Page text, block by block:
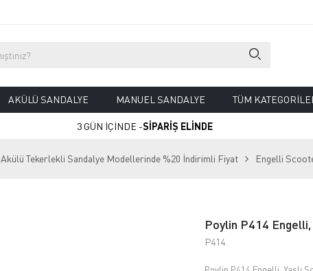
AKÜLÜ SANDALYE MANUEL SANDALYE TÜM
3 GÜN İÇİNDE -SİPARİŞ ELİNDE
Akülü Tekerlekli Sandalye Modellerinde %20 İndirimli Fiyat Engelli
Poylin P414
P414